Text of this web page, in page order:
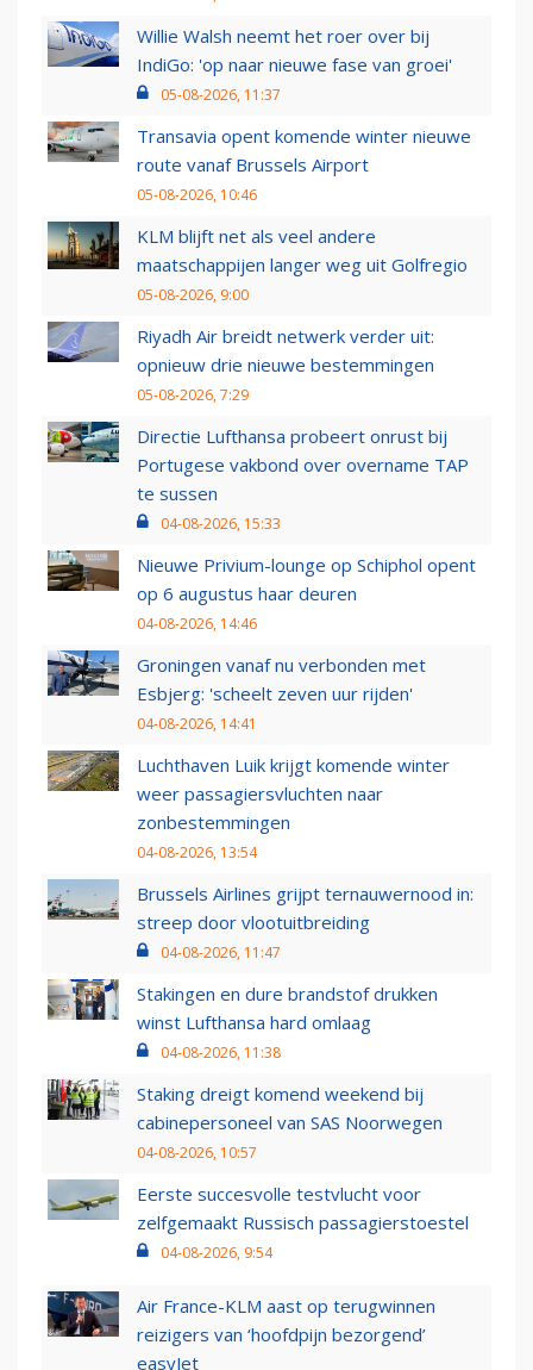
Willie Walsh neemt het roer over bij
IndiGo: 'op naar nieuwe fase van groei'
05-08-2026, 11:37
Transavia opent komende winter nieuwe
route vanaf Brussels Airport
05-08-2026, 10:46
KLM blijft net als veel andere
maatschappijen langer weg uit Golfregio
05-08-2026, 9:00
Riyadh Air breidt netwerk verder uit:
opnieuw drie nieuwe bestemmingen
05-08-2026, 7:29
Directie Lufthansa probeert onrust bij
Portugese vakbond over overname TAP
te sussen
04-08-2026, 15:33
Nieuwe Privium-lounge op Schiphol opent
op 6 augustus haar deuren
04-08-2026, 14:46
Groningen vanaf nu verbonden met
Esbjerg: 'scheelt zeven uur rijden'
04-08-2026, 14:41
Luchthaven Luik krijgt komende winter
weer passagiersvluchten naar
zonbestemmingen
04-08-2026, 13:54
Brussels Airlines grijpt ternauwernood in:
streep door vlootuitbreiding
04-08-2026, 11:47
Stakingen en dure brandstof drukken
winst Lufthansa hard omlaag
04-08-2026, 11:38
Staking dreigt komend weekend bij
cabinepersoneel van SAS Noorwegen
04-08-2026, 10:57
Eerste succesvolle testvlucht voor
zelfgemaakt Russisch passagierstoestel
04-08-2026, 9:54
Air France-KLM aast op terugwinnen
reizigers van ‘hoofdpijn bezorgend’
easyJet